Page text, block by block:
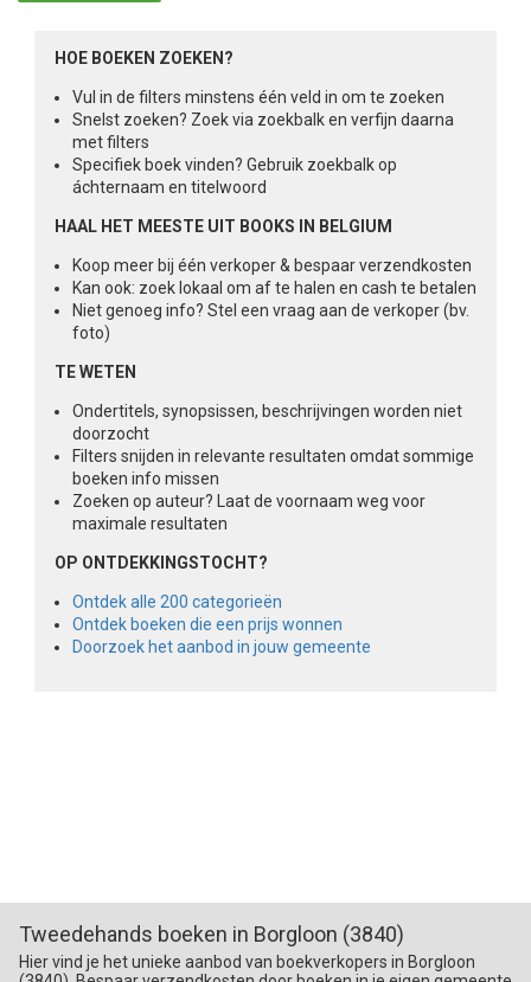
HOE BOEKEN ZOEKEN?
Vul in de filters minstens één veld in om te zoeken
Snelst zoeken? Zoek via zoekbalk en verfijn daarna
met filters
Specifiek boek vinden? Gebruik zoekbalk op
áchternaam en titelwoord
HAAL HET MEESTE UIT BOOKS IN BELGIUM
Koop meer bij één verkoper & bespaar verzendkosten
Kan ook: zoek lokaal om af te halen en cash te betalen
Niet genoeg info? Stel een vraag aan de verkoper (bv.
foto)
TE WETEN
Ondertitels, synopsissen, beschrijvingen worden niet
doorzocht
Filters snijden in relevante resultaten omdat sommige
boeken info missen
Zoeken op auteur? Laat de voornaam weg voor
maximale resultaten
OP ONTDEKKINGSTOCHT?
Ontdek alle 200 categorieën
Ontdek boeken die een prijs wonnen
Doorzoek het aanbod in jouw gemeente
Tweedehands boeken in Borgloon (3840)
Hier vind je het unieke aanbod van boekverkopers in Borgloon